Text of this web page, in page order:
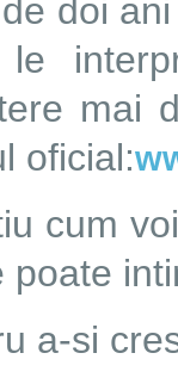
doi
mai
oficial:
cum
poate
a-si